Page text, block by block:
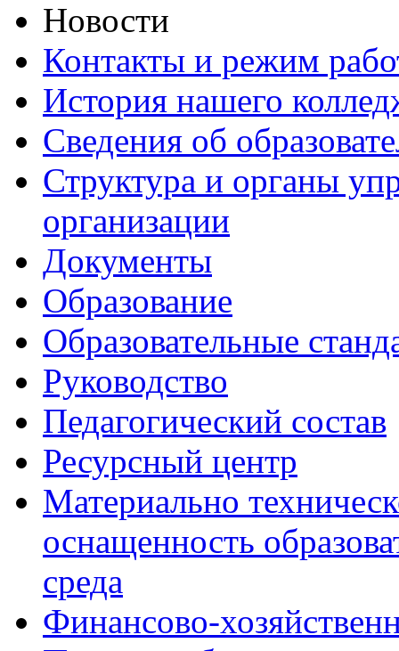
Новости
Контакты и режим
История нашего
Сведения об
Структура и органы
организации
Документы
Образование
Образовательные
Руководство
Педагогический состав
Ресурсный центр
Материально
оснащенность
среда
Финансово-